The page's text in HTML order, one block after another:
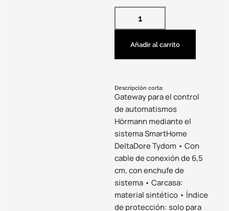
Añadir al carrito
Descripción corta:
Gateway para el control
de automatismos
Hörmann mediante el
sistema SmartHome
DeltaDore Tydom • Con
cable de conexión de 6,5
cm, con enchufe de
sistema • Carcasa:
material sintético • Índice
de protección: solo para